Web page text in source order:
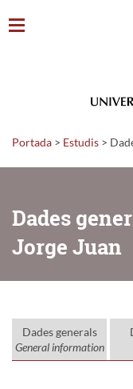
Portada > Estudis >
Dades
Jorge Juan
Dades generals
General information